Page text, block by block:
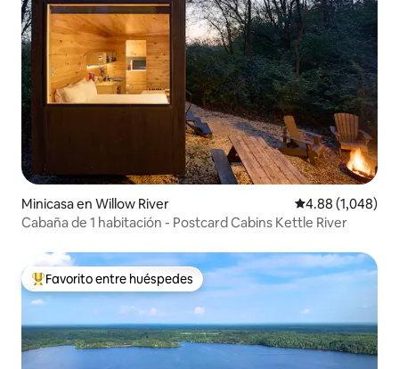
Minicasa en Willow River Calificación
4.88 (1,048)
Cabaña de 1 habitación - Postcard Cabins Kettle River
Favorito entre huéspedes preferido
Favorito entre huéspedes